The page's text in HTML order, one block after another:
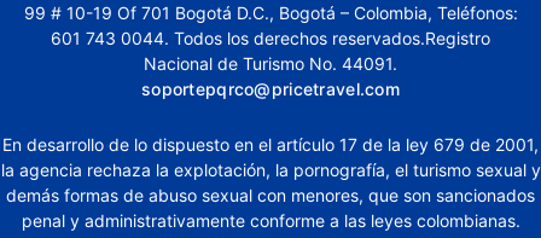
99 # 10-19 Of 701 Bogotá D.C., Bogotá – Colombia, Teléfonos:
601 743 0044. Todos los derechos reservados.Registro
Nacional de Turismo No. 44091.
soportepqrco@pricetravel.com
En desarrollo de lo dispuesto en el artículo 17 de la ley 679 de 2001,
la agencia rechaza la explotación, la pornografía, el turismo sexual y
demás formas de abuso sexual con menores, que son sancionados
penal y administrativamente conforme a las leyes colombianas.